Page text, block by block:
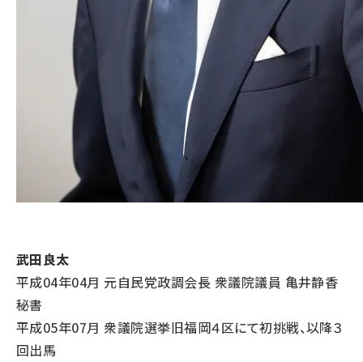
武田良太
平成04年04月 元自民党政調会長 衆議院議員 亀井静香
秘書
平成05年07月 衆議院選挙旧福岡４区にて初挑戦、以降３
回出馬